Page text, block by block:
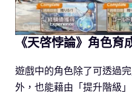
《天啓悖論》角色育
遊戲中的角色除了可透過
外，也能藉由「提升階級